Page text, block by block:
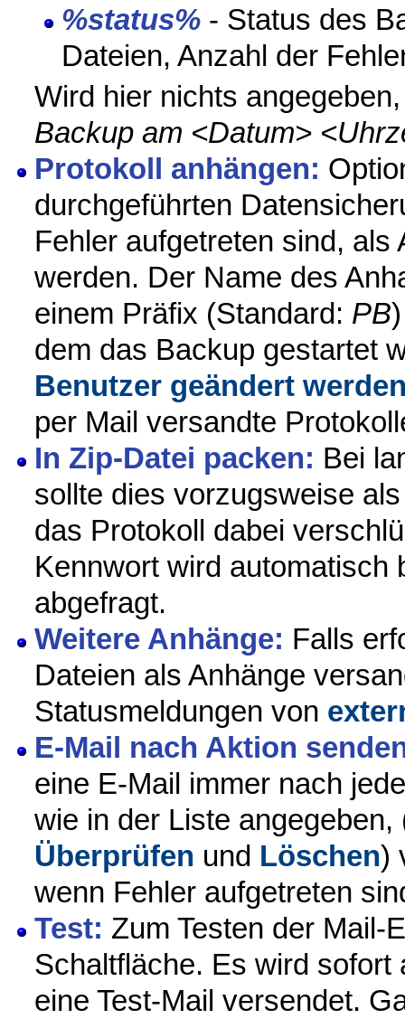
%status% - Status des
Dateien, Anzahl der
Wird hier nichts
Backup am <Datum>
Protokoll anhängen:
durchgeführten
Fehler aufgetreten sind, als
werden. Der Name des
einem Präfix (Standard: PB
dem das Backup gestartet
Benutzer geändert
per Mail versandte
In Zip-Datei packen: Bei
sollte dies vorzugsweise
das Protokoll dabei
Kennwort wird automatisch
abgefragt.
Weitere Anhänge: Falls
Dateien als Anhänge
Statusmeldungen von
E-Mail nach Aktion
eine E-Mail immer nach
wie in der Liste
Überprüfen und Löschen)
wenn Fehler aufgetreten
Test: Zum Testen der Mail-
Schaltfläche. Es wird sofort
eine Test-Mail versendet.